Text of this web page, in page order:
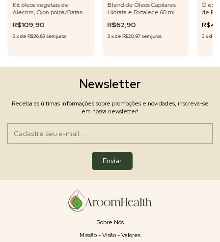
Kit óleos vegetais de
Alecrim, Ojon polpa/Batana
R$109,90
3 xde R$36,63 sem juros
Blend de Óleos Capilares
Hidrata e Fortalece 60 ml
R$62,90
3xde R$20,97sem juros
Óleo
de
3 xde
Newsletter
Receba as últimas informações sobre promoções e novidades, inscreva-se
em nossa newsletter!
Sobre Nós
Missão - Visão - Valores